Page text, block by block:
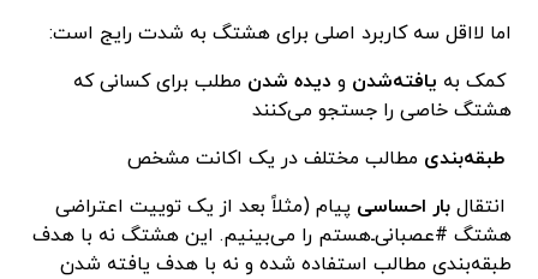
اما لااقل سه کاربرد اصلی برای هشتگ به شدت رایج است:
کمک به یافته‌شدن و دیده شدن مطلب برای کسانی که
هشتگ خاصی را جستجو می‌کنند
طبقه‌بندی مطالب مختلف در یک اکانت مشخص
انتقالبار احساسی پیام (مثلاً بعد از یک توییت اعتراضی
هشتگ #عصبانی‌ـ‌هستم را می‌بینیم. این هشتگ نه با هدف
طبقه‌بندی مطالب استفاده شده و نه با هدف یافته شدن